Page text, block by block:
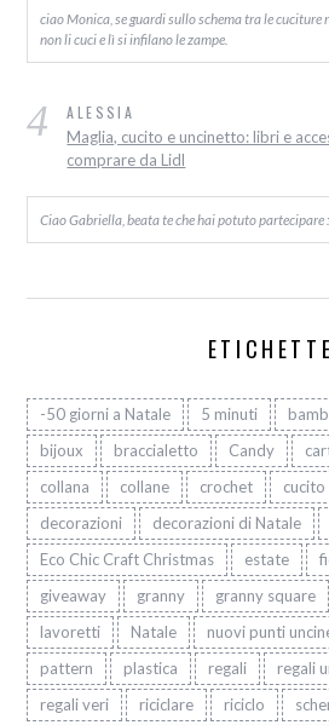
ciao Monica, se guardi sullo schema tra le cuciture
non li cuci e lì si infilano le zampe.
4 ALESSIA
Maglia, cucito e uncinetto: libri e
comprare da Lidl
Ciao Gabriella, beata te che hai potuto partecipare
ETICHETTE
-50 giorni a Natale 5 minuti
bijoux
braccialetto Candy
collana
collane crochet cucito
decorazioni
decorazioni di Natale
Eco Chic Craft Christmas
estate
giveaway
granny granny square
lavoretti
Natale nuovi punti
pattern
plastica regali
regali
regali veri
riciclare riciclo